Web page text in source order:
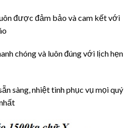
được đảm bảo và cam kết với
chóng và luôn đúng với lịch hẹn
sàng, nhiệt tình phục vụ mọi quý